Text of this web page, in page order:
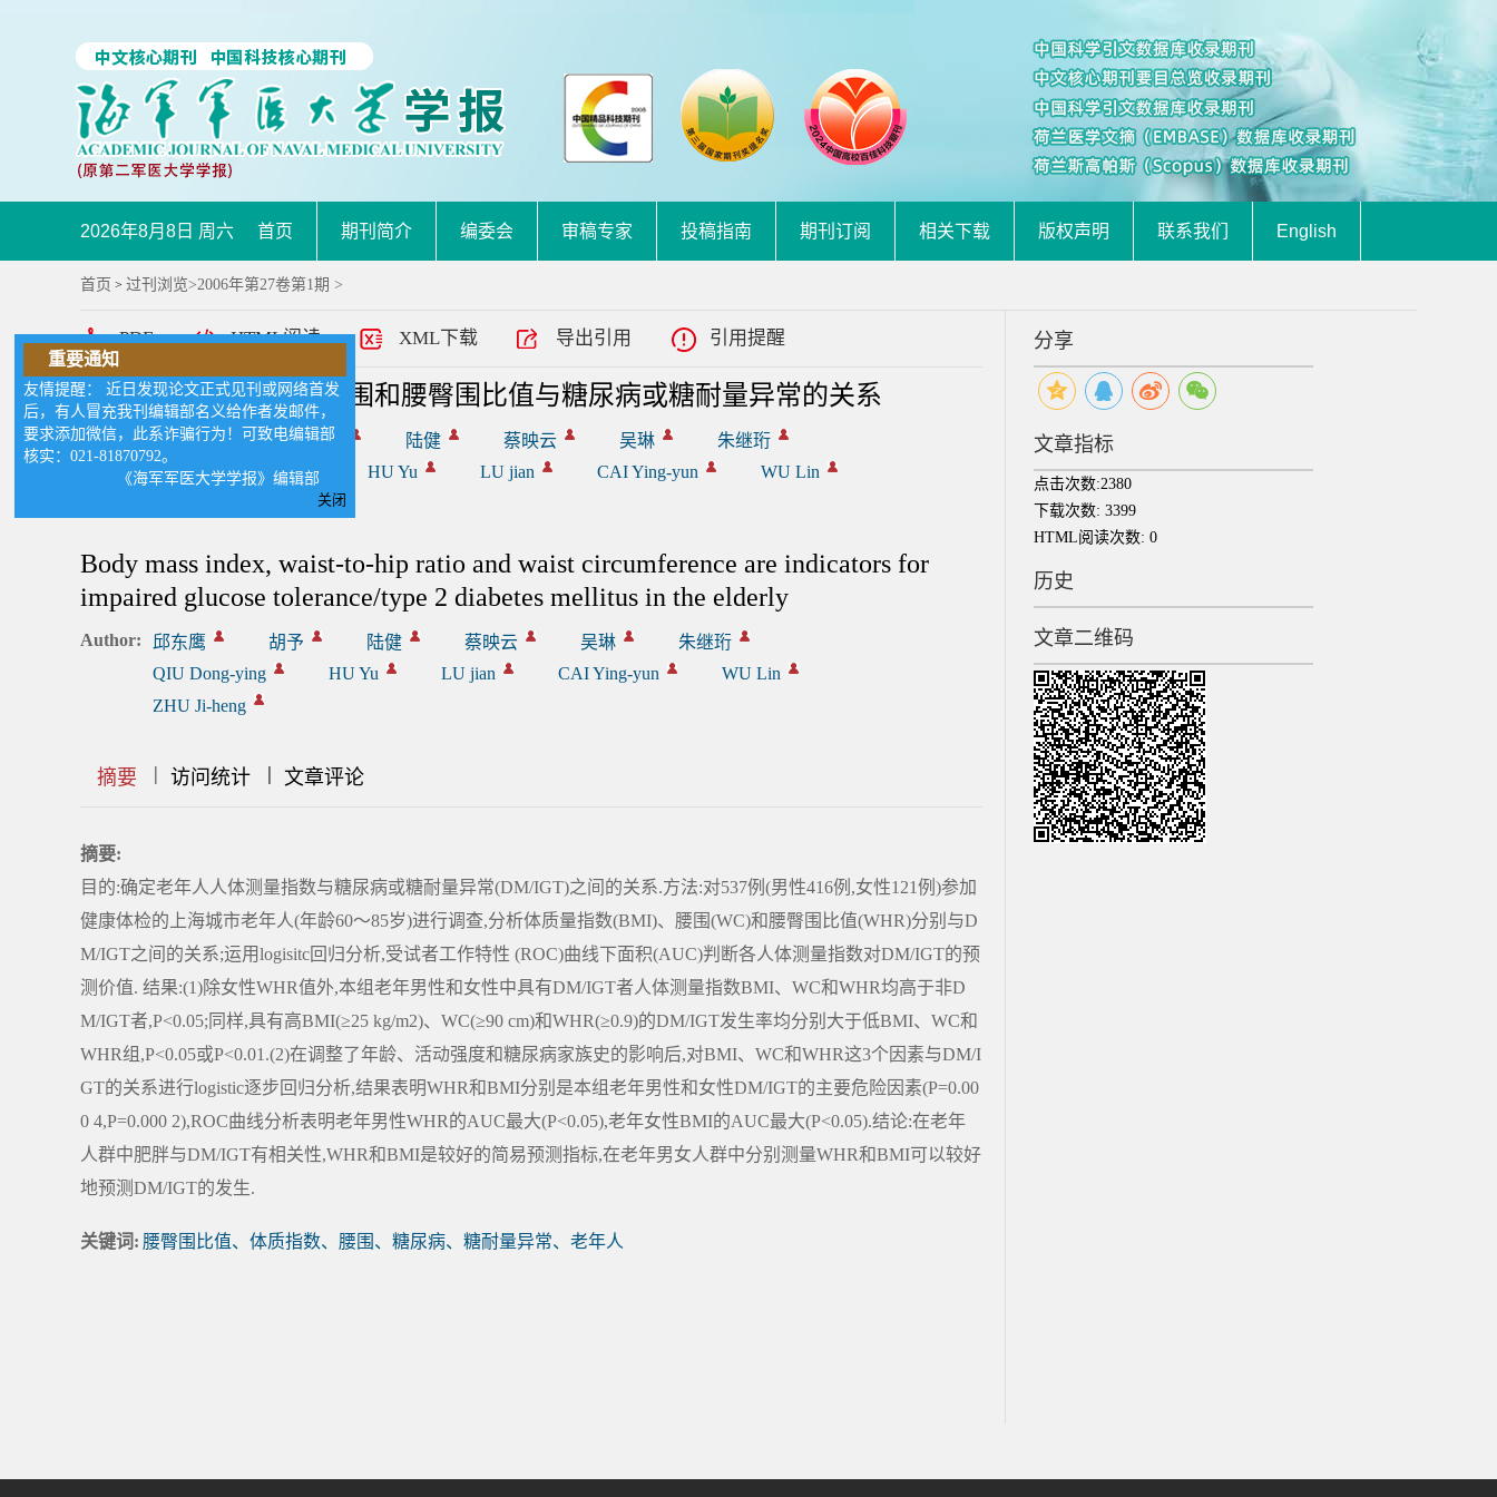
2026年8月8日 周六 首页 期刊简介 编委会 审稿专家 投稿指南 期刊订阅 相关下载 版权声明 联系我们 English
首页 > 过刊浏览>2006年第27卷第1期 >
PDF HTML阅读 XML下载 导出引用 引用提醒
老年人体质量指数、腰围和腰臀围比值与糖尿病或糖耐量异常的关系
作者: 邱东鹰 胡予 陆健 蔡映云 吴琳
朱继珩
QIU Dong-ying
HU Yu LU jian CAI Ying-yun
WU Lin
Body mass index, waist-to-hip ratio and waist circumference are indicators for
impaired glucose tolerance/type 2 diabetes mellitus in the elderly
Author: 邱东鹰 胡予 陆健 蔡映云 吴琳
朱继珩
QIU Dong-ying
HU Yu LU jian CAI Ying-yun
WU Lin
ZHU Ji-heng
摘要 || 访问统计 ||||| 文章评论
摘要:
目的:确定老年人人体测量指数与糖尿病或糖耐量异常(DM/IGT)之间的关系.方法:对537例(男性416例,女性121例)参加
健康体检的上海城市老年人(年龄60～85岁)进行调查,分析体质量指数(BMI)、腰围(WC)和腰臀围比值(WHR)分别与D
M/IGT之间的关系;运用logisitc回归分析,受试者工作特性 (ROC)曲线下面积(AUC)判断各人体测量指数对DM/IGT的预
测价值. 结果:(1)除女性WHR值外,本组老年男性和女性中具有DM/IGT者人体测量指数BMI、WC和WHR均高于非D
M/IGT者,P<0.05;同样,具有高BMI(≥25 kg/m2)、WC(≥90 cm)和WHR(≥0.9)的DM/IGT发生率均分别大于低BMI、WC和
WHR组,P<0.05或P<0.01.(2)在调整了年龄、活动强度和糖尿病家族史的影响后,对BMI、WC和WHR这3个因素与DM/I
GT的关系进行logistic逐步回归分析,结果表明WHR和BMI分别是本组老年男性和女性DM/IGT的主要危险因素(P=0.00
0 4,P=0.000 2),ROC曲线分析表明老年男性WHR的AUC最大(P<0.05),老年女性BMI的AUC最大(P<0.05).结论:在老年
人群中肥胖与DM/IGT有相关性,WHR和BMI是较好的简易预测指标,在老年男女人群中分别测量WHR和BMI可以较好
地预测DM/IGT的发生.
关键词: 腰臀围比值、体质指数、腰围、糖尿病、糖耐量异常、老年人
分享
文章指标
点击次数:2380
下载次数: 3399
HTML阅读次数: 0
历史
文章二维码
重要通知
友情提醒： 近日发现论文正式见刊或网络首发
后，有人冒充我刊编辑部名义给作者发邮件，
要求添加微信，此系诈骗行为！可致电编辑部
核实：021-81870792。
《海军军医大学学报》编辑部
关闭